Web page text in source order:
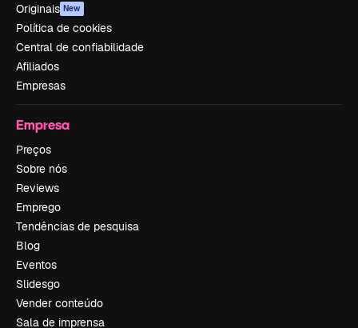
Originais New
Política de cookies
Central de confiabilidade
Afiliados
Empresas
Empresa
Preços
Sobre nós
Reviews
Emprego
Tendências de pesquisa
Blog
Eventos
Slidesgo
Vender conteúdo
Sala de imprensa